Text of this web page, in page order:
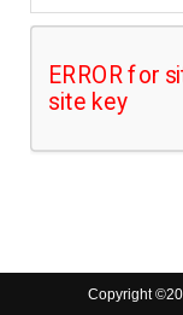
Copyright